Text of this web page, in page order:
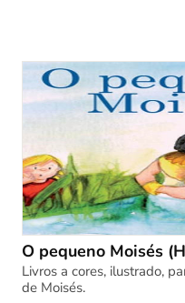
O pequeno Moisés
Livros a cores, ilustrado,
de Moisés.